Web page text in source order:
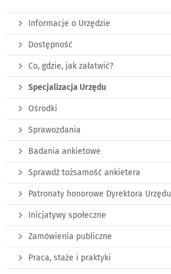
Informacje o Urzędzie
Dostępność
Co, gdzie, jak załatwić?
Specjalizacja Urzędu
Ośrodki
Sprawozdania
Badania ankietowe
Sprawdź tożsamość ankietera
Patronaty honorowe Dyrektora Urzędu
Inicjatywy społeczne
Zamówienia publiczne
Praca, staże i praktyki